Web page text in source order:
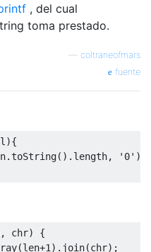
, del cual
toma prestado.
coltraneofmars
fuente
l ){
n.toString(). length, '0' )
, chr)
{
(len+1 ). join(chr);